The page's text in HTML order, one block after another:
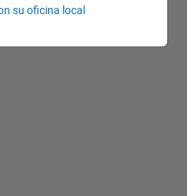
su oficina local